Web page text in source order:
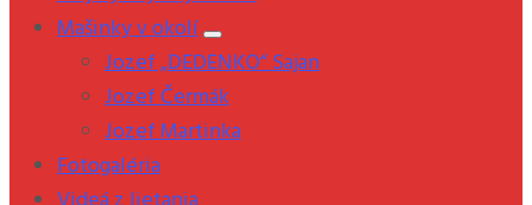
Mašinky v okolí
Jozef „DEDENKO“ Sajan
Jozef Čermák
Jozef Martinka
Fotogaléria